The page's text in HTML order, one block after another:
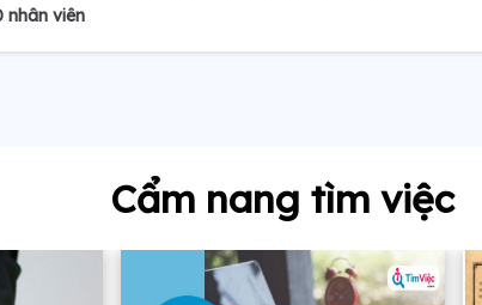
nhân viên
Cẩm nang tìm việc